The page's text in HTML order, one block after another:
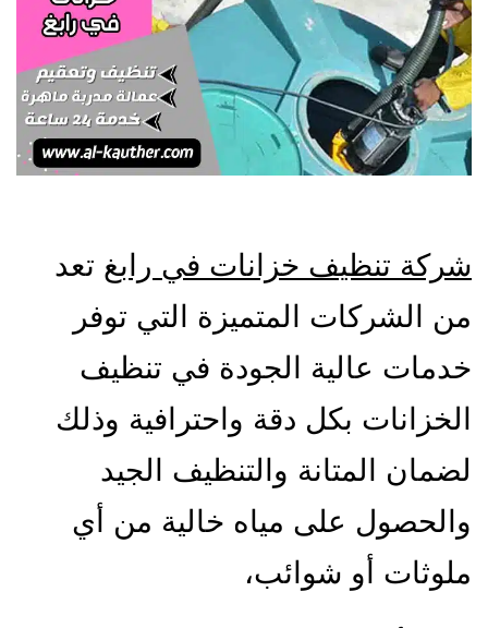
شركة تنظيف خزانات في رابغ تعد
من الشركات المتميزة التي توفر
خدمات عالية الجودة في تنظيف
الخزانات بكل دقة واحترافية وذلك
لضمان المتانة والتنظيف الجيد
والحصول على مياه خالية من أي
ملوثات أو شوائب،